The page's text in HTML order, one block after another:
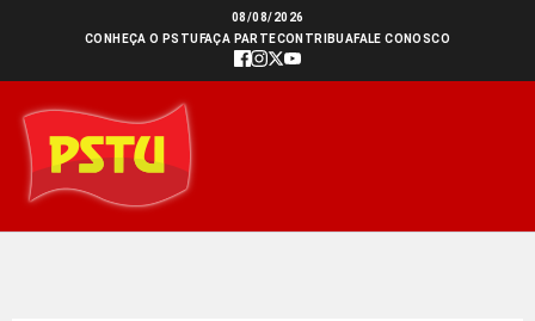
conteúdo
08/08/2026
CONHEÇA O PSTU FAÇA PARTECONTRIBUAFALE CONOSCO